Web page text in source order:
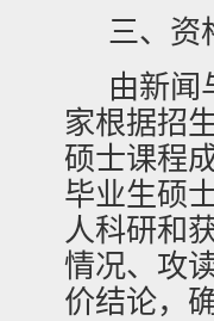
三、 资
由新闻
家根据招
硕士课程
毕业生硕
人科研和
情况、攻
价结论，